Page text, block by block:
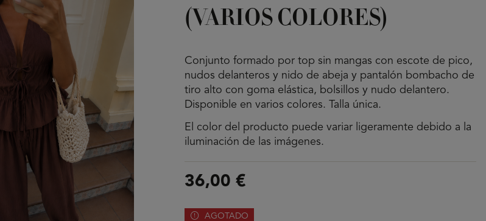
(VARIOS COLORES)
Conjunto formado por top sin mangas con escote de pico,
nudos delanteros y nido de abeja y pantalón bombacho de
tiro alto con goma elástica, bolsillos y nudo delantero.
Disponible en varios colores. Talla única.
El color del producto puede variar ligeramente debido a la
iluminación de las imágenes.
36,00 €
AGOTADO